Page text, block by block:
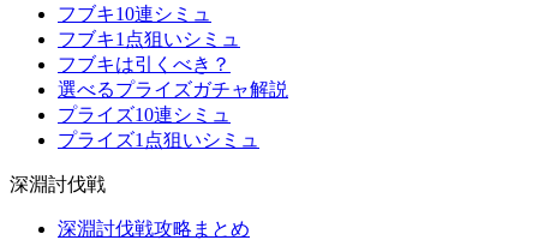
フブキ10連シミュ
フブキ1点狙いシミュ
フブキは引くべき？
選べるプライズガチャ解説
プライズ10連シミュ
プライズ1点狙いシミュ
深淵討伐戦
深淵討伐戦攻略まとめ